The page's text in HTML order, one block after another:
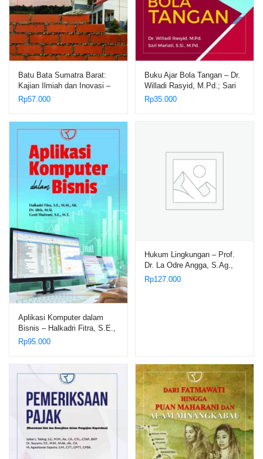
Batu Bata Sumatra Barat:
Kajian Ilmiah dan Inovasi –
Prof. Dr. M. Giatman, MSI
Rp57.000
Buku Ajar Bola Tangan – Dr.
Willadi Rasyid, M.Pd.; Sari
Mariati, S.Si., M.Pd.
Rp35.000
Aplikasi Komputer dalam
Bisnis – Halkadri Fitra, S.E.,
M.M., AK.; Dr. Idris, M.Si.
Rp95.000
Hukum Lingkungan – Prof.
Dr. La Odre Angga, S.Ag.,
S.H., M.Hum.
Rp127.000